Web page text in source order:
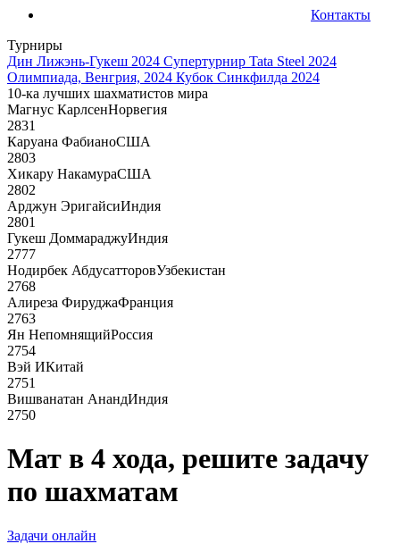
Контакты
Турниры
Дин Лижэнь-Гукеш 2024 Супертурнир Tata Steel 2024
Олимпиада, Венгрия, 2024 Кубок Синкфилда 2024
10-ка лучших шахматистов мира
Магнус КарлсенНорвегия
2831
Каруана ФабианоСША
2803
Хикару НакамураСША
2802
Арджун ЭригайсиИндия
2801
Гукеш ДоммараджуИндия
2777
Нодирбек АбдусатторовУзбекистан
2768
Алиреза ФируджаФранция
2763
Ян НепомнящийРоссия
2754
Вэй ИКитай
2751
Вишванатан АнандИндия
2750
Мат в 4 хода, решите задачу
по шахматам
Задачи онлайн